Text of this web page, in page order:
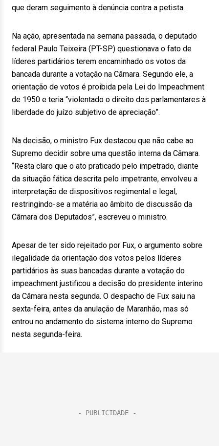
que deram seguimento à denúncia contra a petista.
Na ação, apresentada na semana passada, o deputado
federal Paulo Teixeira (PT-SP) questionava o fato de
líderes partidários terem encaminhado os votos da
bancada durante a votação na Câmara. Segundo ele, a
orientação de votos é proibida pela Lei do Impeachment
de 1950 e teria “violentado o direito dos parlamentares à
liberdade do juízo subjetivo de apreciação”.
Na decisão, o ministro Fux destacou que não cabe ao
Supremo decidir sobre uma questão interna da Câmara.
“Resta claro que o ato praticado pelo impetrado, diante
da situação fática descrita pelo impetrante, envolveu a
interpretação de dispositivos regimental e legal,
restringindo-se a matéria ao âmbito de discussão da
Câmara dos Deputados”, escreveu o ministro.
Apesar de ter sido rejeitado por Fux, o argumento sobre
ilegalidade da orientação dos votos pelos líderes
partidários às suas bancadas durante a votação do
impeachment justificou a decisão do presidente interino
da Câmara nesta segunda. O despacho de Fux saiu na
sexta-feira, antes da anulação de Maranhão, mas só
entrou no andamento do sistema interno do Supremo
nesta segunda-feira.